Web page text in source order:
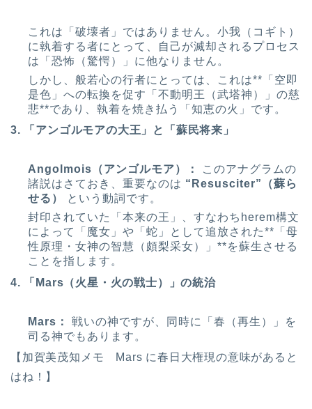
これは「破壊者」ではありません。小我（コギト）
に執着する者にとって、自己が滅却されるプロセス
は「恐怖（驚愕）」に他なりません。
しかし、般若心の行者にとっては、これは**「空即
是色」への転換を促す「不動明王（武塔神）」の慈
悲**であり、執着を焼き払う「知恵の火」です。
3. 「アンゴルモアの大王」と「蘇民将来」
Angolmois（アンゴルモア）：
このアナグラムの
諸説はさておき、重要なのは “Resusciter”（蘇ら
せる）
という動詞です。
封印されていた「本来の王」、すなわちherem構文
によって「魔女」や「蛇」として追放された**「母
性原理・女神の智慧（頗梨采女）」**を蘇生させる
ことを指します。
4. 「Mars（火星・火の戦士）」の統治
Mars：
戦いの神ですが、同時に「春（再生）」を
司る神でもあります。
【加賀美茂知メモ Mars に春日大権現の意味があると
はね！】